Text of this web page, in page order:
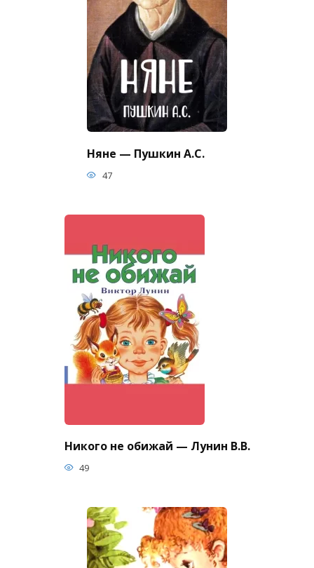
Няне — Пушкин А.С.
47
Никого не обижай — Лунин В.В.
49